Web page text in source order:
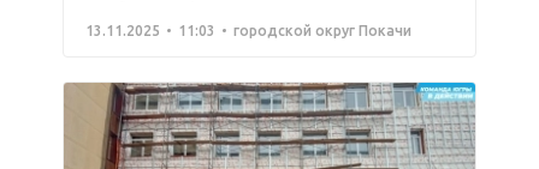
13.11.2025 11:03 городской округ Покачи